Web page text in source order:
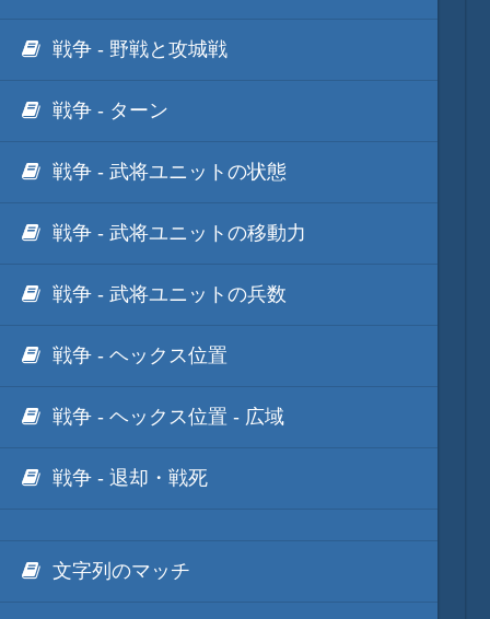
戦争 - 野戦と攻城戦
戦争 - ターン
戦争 - 武将ユニットの状態
戦争 - 武将ユニットの移動力
戦争 - 武将ユニットの兵数
戦争 - ヘックス位置
戦争 - ヘックス位置 - 広域
戦争 - 退却・戦死
文字列のマッチ